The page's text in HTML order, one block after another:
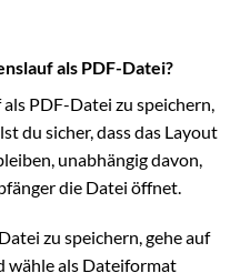
als PDF-Datei?
PDF-Datei zu speichern,
du sicher, dass das Layout
unabhängig davon,
die Datei öffnet.
zu speichern, gehe auf
wähle als Dateiformat